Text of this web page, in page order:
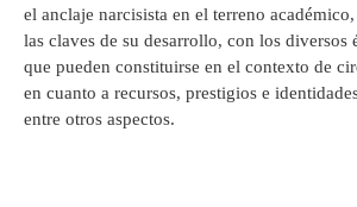
el anclaje narcisista en el terreno
las claves de su desarrollo, con los diversos
que pueden constituirse en el contexto de
en cuanto a recursos, prestigios e
entre otros aspectos.